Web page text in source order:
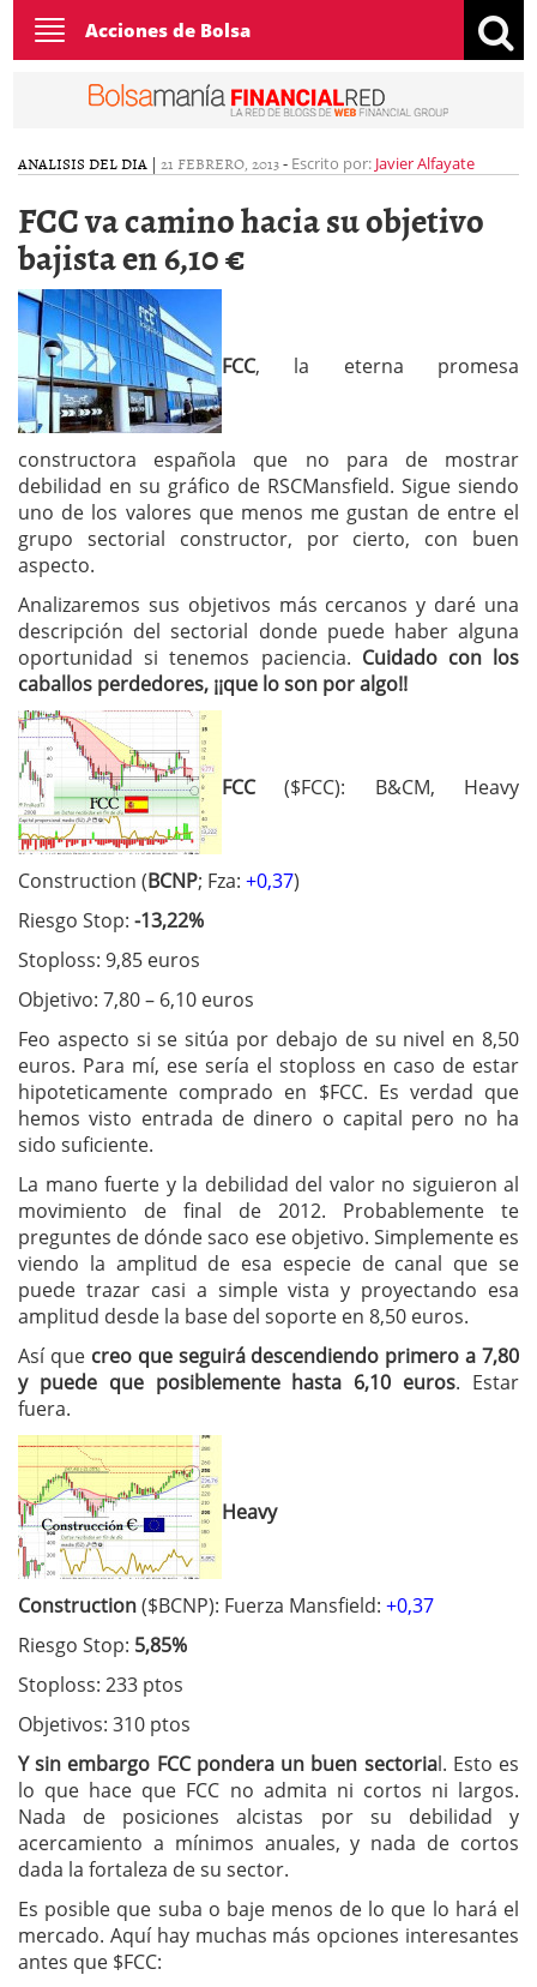
Toggle
navigation
Acciones de Bolsa
ANALISIS DEL DIA | 21 FEBRERO, 2013- Escrito por: Javier Alfayate
FCC va camino hacia su objetivo
bajista en 6,10 €
FCC, la eterna promesa
constructora española que no para de mostrar
debilidad en su gráfico de RSCMansfield. Sigue siendo
uno de los valores que menos me gustan de entre el
grupo sectorial constructor, por cierto, con buen
aspecto.
Analizaremos sus objetivos más cercanos y daré una
descripción del sectorial donde puede haber alguna
oportunidad si tenemos paciencia. Cuidado con los
caballos perdedores, ¡¡que lo son por algo!!
FCC($FCC): B&CM, Heavy
Construction (BCNP; Fza: +0,37)
Riesgo Stop: -13,22%
Stoploss: 9,85 euros
Objetivo: 7,80 – 6,10 euros
Feo aspecto si se sitúa por debajo de su nivel en 8,50
euros. Para mí, ese sería el stoploss en caso de estar
hipoteticamente comprado en $FCC. Es verdad que
hemos visto entrada de dinero o capital pero no ha
sido suficiente.
La mano fuerte y la debilidad del valor no siguieron al
movimiento de final de 2012. Probablemente te
preguntes de dónde saco ese objetivo. Simplemente es
viendo la amplitud de esa especie de canal que se
puede trazar casi a simple vista y proyectando esa
amplitud desde la base del soporte en 8,50 euros.
Así que creo que seguirá descendiendo primero a 7,80
y puede que posiblemente hasta 6,10 euros. Estar
fuera.
Heavy
Construction($BCNP): Fuerza Mansfield: +0,37
Riesgo Stop: 5,85%
Stoploss: 233 ptos
Objetivos: 310 ptos
Y sin embargo FCC pondera un buen sectorial. Esto es
lo que hace que FCC no admita ni cortos ni largos.
Nada de posiciones alcistas por su debilidad y
acercamiento a mínimos anuales, y nada de cortos
dada la fortaleza de su sector.
Es posible que suba o baje menos de lo que lo hará el
mercado. Aquí hay muchas más opciones interesantes
antes que $FCC: